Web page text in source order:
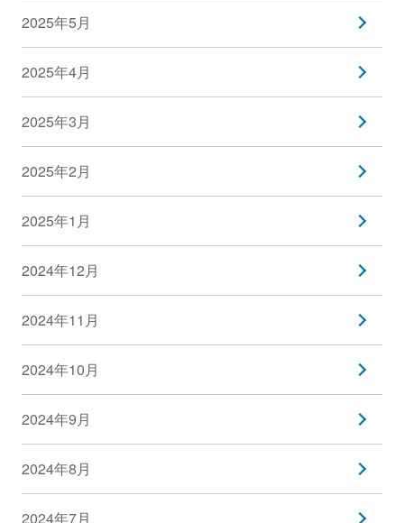
2025年5月
2025年4月
2025年3月
2025年2月
2025年1月
2024年12月
2024年11月
2024年10月
2024年9月
2024年8月
2024年7月